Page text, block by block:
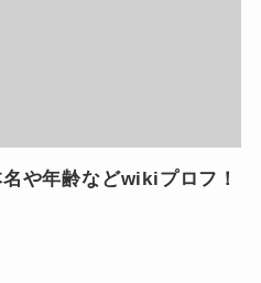
や年齢などwikiプロフ！